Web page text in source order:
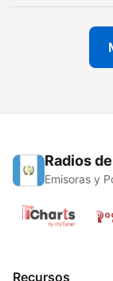
Radios
Emisoras y
Recursos